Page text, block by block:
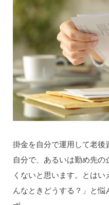
掛金を自分で運用して老後
自分で、あるいは勤め先
くないと思います。とは
んなときどうする？」と